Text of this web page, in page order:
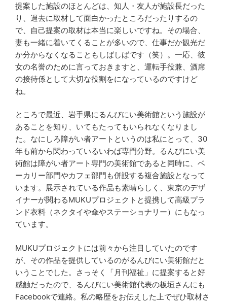
提案した施設のほとんどは、知人・友人が施設長だった
り、過去に取材して面白かったところだったりするの
で、自己提案の取材は本当に楽しいですね。その場合、
妻も一緒に着いてくることが多いので、仕事だか観光だ
か分からなくなることもしばしばです（笑）。一応、彼
女の名誉のために言っておきますと、運転手役兼、酒席
の接待係として大切な役割をになっているのですけど
ね。
ところで最近、岩手県にるんびにい美術館という施設が
あることを知り、いてもたってもいられなくなりまし
た。なにしろ障がい者アートというのは私にとって、30
年も前から関わっているいわば専門分野。るんびにい美
術館は障がい者アート専門の美術館であると同時に、ベ
ーカリー部門やカフェ部門も併設する複合施設となって
います。展示されている作品も素晴らしく、東京のデザ
イナーが関わるMUKUプロジェクトと提携して高級プラ
ンド衣料（ネクタイや傘やステーショナリー）にもなっ
ています。
MUKUプロジェクトには前々から注目していたのです
が、その作品を提供しているのがるんびにい美術館だと
いうことでした。さっそく「月刊福祉」に提案すると好
感触だったので、るんびにい美術館代表の板垣さんにも
Facebookで連絡。私の略歴をお伝えした上でぜひ取材さ